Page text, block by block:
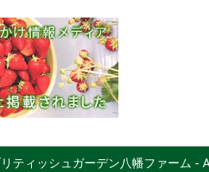
ティッシュガーデン八幡ファーム -